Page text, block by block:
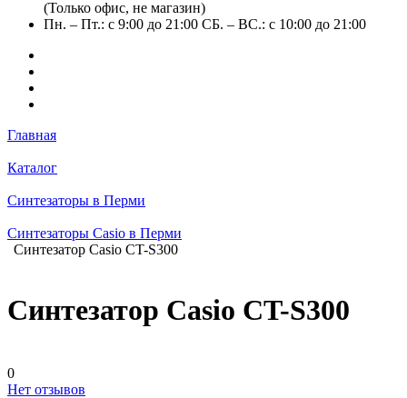
(Только офис, не магазин)
Пн. – Пт.: с 9:00 до 21:00 СБ. – ВС.: с 10:00 до 21:00
Главная
Каталог
Синтезаторы в Перми
Синтезаторы Casio в Перми
Синтезатор Casio CT-S300
Синтезатор Casio CT-S300
0
Нет отзывов